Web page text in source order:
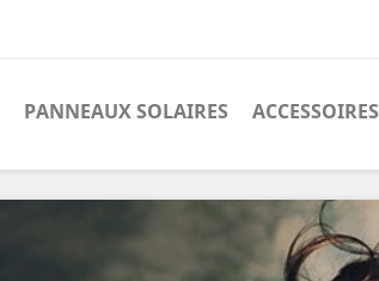
PANNEAUX SOLAIRES ACCESSOIRES